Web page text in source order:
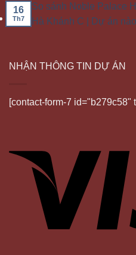
16
Th7
So sánh Noble Palace
Hà Khánh C | Dự án
NHẬN THÔNG TIN DỰ ÁN
[contact-form-7 id="b279c58"